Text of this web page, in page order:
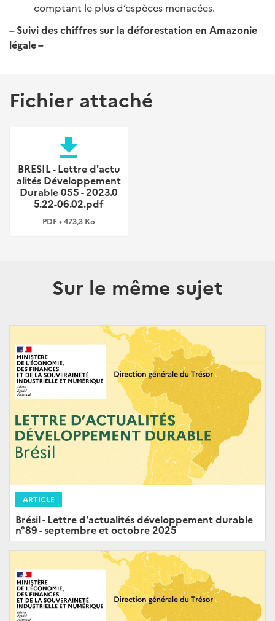
comptant le plus d’espèces menacées.
– Suivi des chiffres sur la déforestation en Amazonie
légale –
Fichier attaché
file_download
BRESIL - Lettre d'actu
alités Développement
Durable 055 - 2023.0
5.22-06.02.pdf
PDF • 473,3 Ko
Sur le même sujet
ARTICLE
Brésil - Lettre d'actualités développement durable
n°89 - septembre et octobre 2025